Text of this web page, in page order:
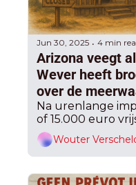
Jun 30, 2025 • 4 min
Arizona veegt
Wever heeft
over de
voor de zomer,
Zestien
Na urenlange
of 15.000 euro
Wouter